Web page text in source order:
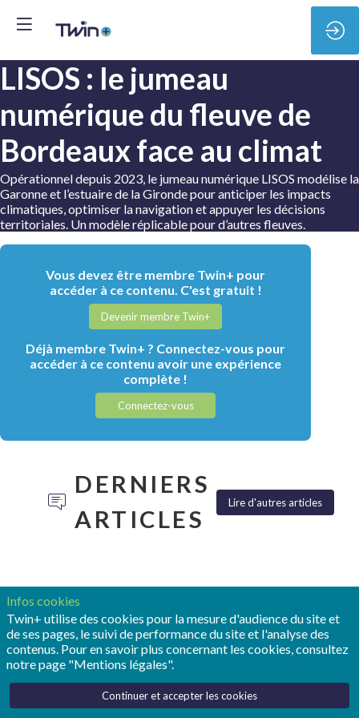
LISOS : le jumeau
numérique du fleuve de
Bordeaux face au climat
Opérationnel depuis 2023, le jumeau numérique LISOS modélise la
Garonne et l’estuaire de la Gironde pour anticiper les impacts
climatiques, optimiser la navigation et appuyer les décisions
territoriales. Un modèle réplicable pour d’autres fleuves.
Vous devez être membre Twin+ pour
accéder à ce contenu. C'est gratuit !
Devenir membre Twin+
Déjà membre Twin+ ? Connectez-vous pour
accéder à ce contenu avoir une expérience
complète !
Connectez-vous
DERNIERS
ARTICLES
Lire d'autres articles
TONY
HEMMELGARN:
«LE
NUMÉRIQUE
RESTE
POUR
OPMOBILITY,
LE
NUMÉRIQUE
EST
REALIZE
LIVE :
SIEMENS
ENTRER
LE
Infos cookies
Twin+ utilise des cookies pour la mesure d'audience du site et
de ses pages, le suivi de performance du site et l'analyse des
contenus. Pour en savoir plus concernant les cookies, consultez
notre page "Mentions légales".
Continuer et accepter les cookies